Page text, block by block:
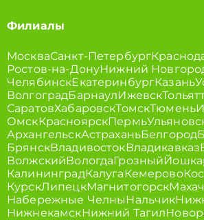
Филиалы
МоскваСанкт-Петербург
Ростов-на-ДонуНижний
ЧелябинскЕкатеринбургКазань
ВолгоградБарнаулИжевск
СаратовХабаровскТомскТюмень
ОмскКрасноярскПермь
АрхангельскАстраханьБелгород
БрянскВладивостокВладикавказ
ВолжскийВологдаГрозный
КалининградКалугаКемерово
КурскЛипецкМагнитогорск
Набережные ЧелныНальчик
НижнекамскНижний Тагил